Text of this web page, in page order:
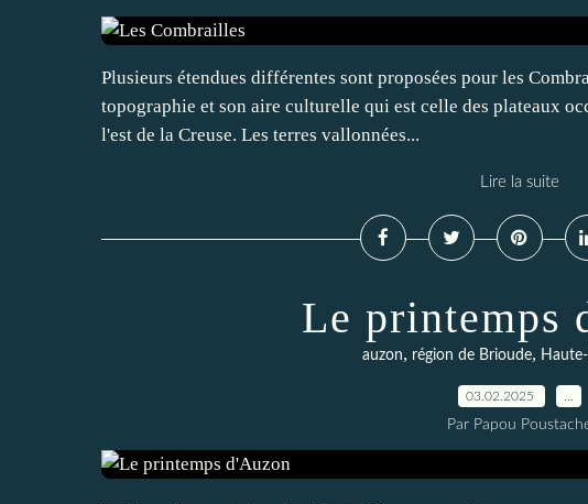
Plusieurs étendues différentes sont proposées pour les
topographie et son aire culturelle qui est celle des plateaux
l'est de la Creuse. Les terres vallonnées...
Lire la suite
Le printemps
auzon, région de Brioude,
03.02.2025
Par Papou